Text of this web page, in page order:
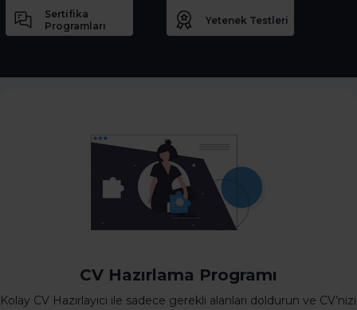
Sertifika
Programları
Yetenek Testleri
CV Hazırlama Programı
Kolay CV Hazırlayıcı ile sadece gerekli alanları doldurun ve CV’nizi